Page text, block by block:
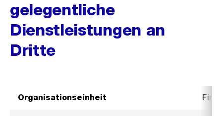
gelegentliche
Dienstleistungen an
Dritte
Organisationseinheit